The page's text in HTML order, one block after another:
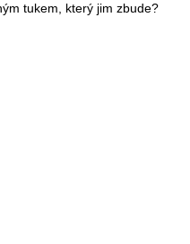
tukem, který jim zbude?